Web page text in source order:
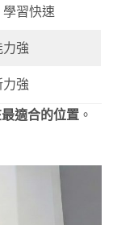
習快速
力強
力強
適合的位置 。